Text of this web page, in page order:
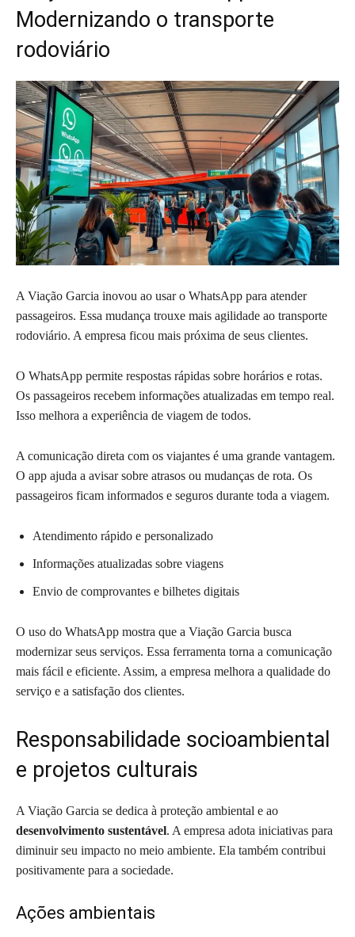
Modernizando o transporte
rodoviário
A Viação Garcia inovou ao usar o WhatsApp para atender
passageiros. Essa mudança trouxe mais agilidade ao transporte
rodoviário. A empresa ficou mais próxima de seus clientes.
O WhatsApp permite respostas rápidas sobre horários e rotas.
Os passageiros recebem informações atualizadas em tempo real.
Isso melhora a experiência de viagem de todos.
A comunicação direta com os viajantes é uma grande vantagem.
O app ajuda a avisar sobre atrasos ou mudanças de rota. Os
passageiros ficam informados e seguros durante toda a viagem.
Atendimento rápido e personalizado
Informações atualizadas sobre viagens
Envio de comprovantes e bilhetes digitais
O uso do WhatsApp mostra que a Viação Garcia busca
modernizar seus serviços. Essa ferramenta torna a comunicação
mais fácil e eficiente. Assim, a empresa melhora a qualidade do
serviço e a satisfação dos clientes.
Responsabilidade socioambiental
e projetos culturais
A Viação Garcia se dedica à proteção ambiental e ao
desenvolvimento sustentável. A empresa adota iniciativas para
diminuir seu impacto no meio ambiente. Ela também contribui
positivamente para a sociedade.
Ações ambientais